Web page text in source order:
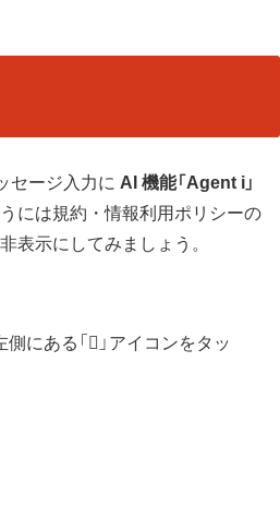
セージ入力に AI 機能「Agent i」
には規約・情報利用ポリシーの
表示にしてみましょう。
にある「
」アイコンをタッ